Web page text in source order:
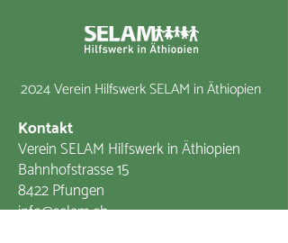
Kontakt
Verein SELAM Hilfswerk in Äthiopien
Bahnhofstrasse 15
8422 Pfungen
info@selam.ch
2024 Verein Hilfswerk SELAM in Äthiopien